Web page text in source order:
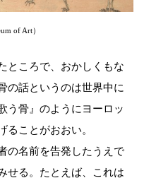
of Art）
ところで、おかしくもな
の話というのは世界中に
う骨』のようにヨーロッ
ることがおおい。
の名前を告発したうえで
せる。たとえば、これは